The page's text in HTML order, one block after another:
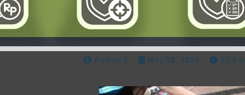
Author 1 May 18, 2026 1:25